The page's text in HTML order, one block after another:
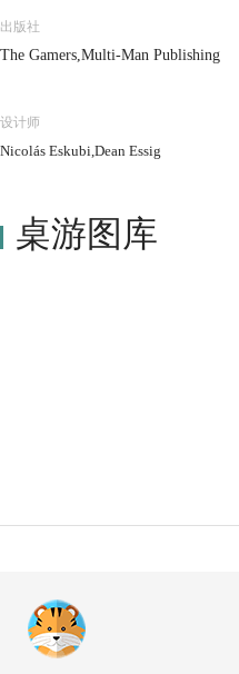
出版社
The Gamers,Multi-Man Publishing
设计师
Nicolás Eskubi,Dean Essig
桌游图库